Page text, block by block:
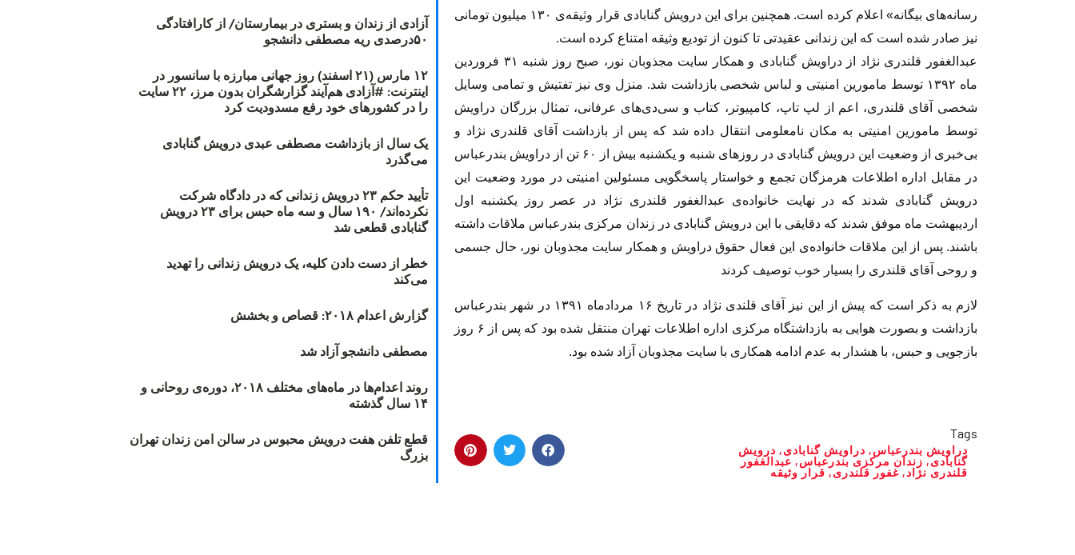
رسانه‌های بیگانه» اعلام کرده است. همچنین برای این درویش گنابادی قرار وثیقه‌ی ۱۳۰ میلیون تومانی
نیز صادر شده است که این زندانی عقیدتی تا کنون از تودیع وثیقه امتناع کرده است.
عبدالغفور قلندری نژاد از دراویش گنابادی و همکار سایت مجذوبان نور، صبح روز شنبه ۳۱ فروردین
ماه ۱۳۹۲ توسط مامورین امنیتی و لباس شخصی بازداشت شد. منزل وی نیز تفتیش و تمامی وسایل
شخصی آقای قلندری، اعم از لپ تاپ، کامپیوتر، کتاب‌ و سی‌دی‌های عرفانی، تمثال بزرگان دراویش
توسط مامورین امنیتی به مکان نامعلومی انتقال داده شد که پس از بازداشت آقای قلندری نژاد و
بی‌خبری از وضعیت این درویش گنابادی در روزهای شنبه و یکشنبه بیش از ۶۰ تن از دراویش بندرعباس
در مقابل اداره اطلاعات هرمزگان تجمع و خواستار پاسخگویی مسئولین امنیتی در مورد وضعیت این
درویش گنابادی شدند که در نهایت خانواده‌ی عبدالغفور قلندری نژاد در عصر روز یکشنبه اول
اردیبهشت ماه موفق شدند که دقایقی با این درویش گنابادی در زندان مرکزی بندرعباس ملاقات داشته
باشند. پس از این ملاقات خانواده‌ی این فعال حقوق دراویش و همکار سایت مجذوبان نور، حال جسمی
و روحی آقای قلندری را بسیار خوب توصیف کردند
لازم به ذکر است که پیش از این نیز آقای قلندی نژاد در تاریخ ۱۶ مردادماه ۱۳۹۱ در شهر بندرعباس
بازداشت و بصورت هوایی به بازداشتگاه مرکزی اداره‌ اطلاعات تهران منتقل شده بود که پس از ۶ روز
بازجویی و حبس، با هشدار به عدم ادامه همکاری با سایت مجذوبان آزاد شده بود.
Tags
دراویش بندرعباس, دراویش گنابادی, درویش
گنابادی, زندان مرکزی بندرعباس, عبدالغفور
قلندری نژاد, غفور قلندری, قرار وثیقه‌
آزادی از زندان و بستری در بیمارستان/ از کارافتادگی
۵۰درصدی ریه مصطفی دانشجو
۱۲ مارس (۲۱ اسفند) روز جهانی مبارزه با سانسور در
اینترنت: #آزادی هم‌آیند گزارشگران‌ بدون مرز، ۲۲ سایت
را در کشورهای خود رفع مسدودیت کرد
یک سال از بازداشت مصطفی عبدی درویش گنابادی
می‌گذرد
تأیید حکم ۲۳ درویش زندانی که در دادگاه شرکت
نکرده‌اند/ ۱۹۰ سال و سه ماه حبس برای ۲۳ درویش
گنابادی قطعی شد
خطر از دست دادن کلیه، یک درویش زندانی را تهدید
می‌کند
گزارش اعدام ۲۰۱۸: قصاص و بخشش
مصطفی دانشجو آزاد شد
روند اعدام‌ها در ماه‌های مختلف ۲۰۱۸، دوره‌ی روحانی و
۱۴ سال گذشته
قطع تلفن هفت درویش محبوس در سالن امن زندان تهران
بزرگ